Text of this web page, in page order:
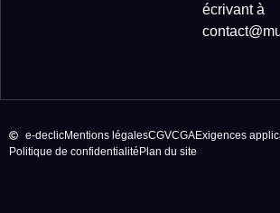
écrivant à
e-declicMentions légalesCGVCGAExigences
Politique de confidentialitéPlan du site